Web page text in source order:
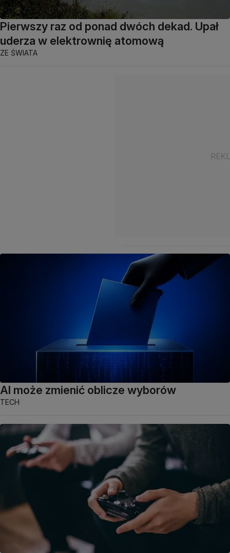
Pierwszy raz od ponad dwóch dekad. Upał
uderza w elektrownię atomową
ZE ŚWIATA
AI może zmienić oblicze wyborów
TECH